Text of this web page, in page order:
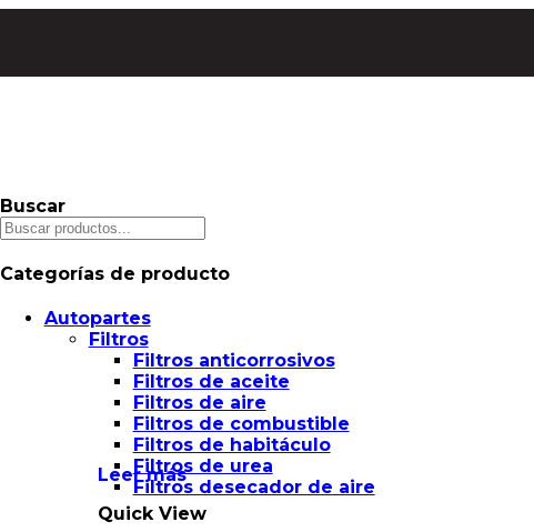
Buscar
Categorías de producto
Autopartes
Filtros
Filtros anticorrosivos
Filtros de aceite
Filtros de aire
Filtros de combustible
Filtros de habitáculo
Filtros de urea
Filtros desecador de aire
Leer más
Quick View